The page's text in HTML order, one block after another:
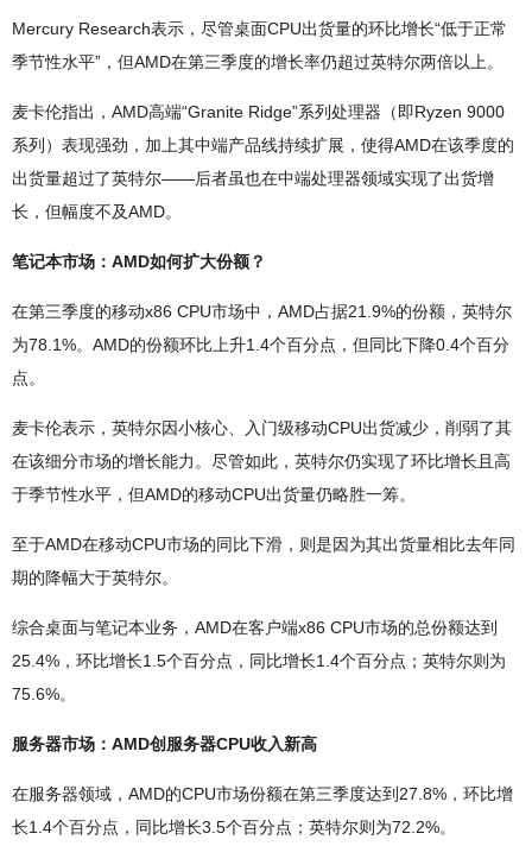
Mercury Research表示，尽管桌面CPU出货量的环比增长“低于正常
季节性水平”，但AMD在第三季度的增长率仍超过英特尔两倍以上。
麦卡伦指出，AMD高端“Granite Ridge”系列处理器（即Ryzen 9000
系列）表现强劲，加上其中端产品线持续扩展，使得AMD在该季度的
出货量超过了英特尔——后者虽也在中端处理器领域实现了出货增
长，但幅度不及AMD。
笔记本市场：AMD如何扩大份额？
在第三季度的移动x86 CPU市场中，AMD占据21.9%的份额，英特尔
为78.1%。AMD的份额环比上升1.4个百分点，但同比下降0.4个百分
点。
麦卡伦表示，英特尔因小核心、入门级移动CPU出货减少，削弱了其
在该细分市场的增长能力。尽管如此，英特尔仍实现了环比增长且高
于季节性水平，但AMD的移动CPU出货量仍略胜一筹。
至于AMD在移动CPU市场的同比下滑，则是因为其出货量相比去年同
期的降幅大于英特尔。
综合桌面与笔记本业务，AMD在客户端x86 CPU市场的总份额达到
25.4%，环比增长1.5个百分点，同比增长1.4个百分点；英特尔则为
75.6%。
服务器市场：AMD创服务器CPU收入新高
在服务器领域，AMD的CPU市场份额在第三季度达到27.8%，环比增
长1.4个百分点，同比增长3.5个百分点；英特尔则为72.2%。